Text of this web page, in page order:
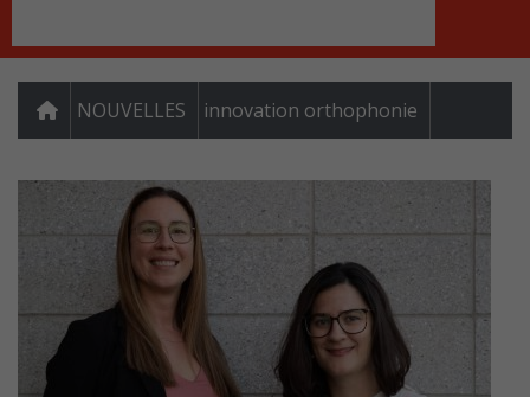
NOUVELLES innovation orthophonie